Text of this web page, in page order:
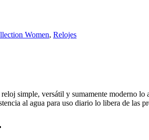
Women, Relojes
simple, versátil y sumamente moderno
al agua para uso diario lo libera de las